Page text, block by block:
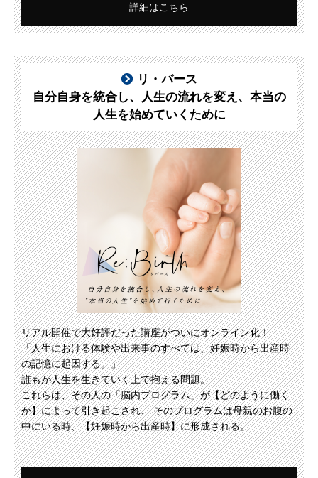
詳細はこちら
リ・バース
自分自身を統合し、人生の流れを変え、本当の
人生を始めていくために
リアル開催で大好評だった講座がついにオンライン化！
「人生における体験や出来事のすべては、妊娠時から出産時
の記憶に起因する。」
誰もが人生を生きていく上で抱える問題。
これらは、その人の「脳内プログラム」が【どのように働く
か】によって引き起こされ、 そのプログラムは母親のお腹の
中にいる時、【妊娠時から出産時】に形成される。